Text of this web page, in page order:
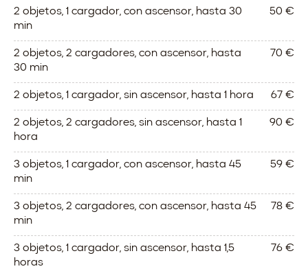
2 objetos, 1 cargador, con ascensor, hasta 30
min
50 €
2 objetos, 2 cargadores, con ascensor, hasta
30 min
70 €
2 objetos, 1 cargador, sin ascensor, hasta 1 hora 67 €
2 objetos, 2 cargadores, sin ascensor, hasta 1
hora
90 €
3 objetos, 1 cargador, con ascensor, hasta 45
min
59 €
3 objetos, 2 cargadores, con ascensor, hasta 45
min
78 €
3 objetos, 1 cargador, sin ascensor, hasta 1,5
horas
76 €